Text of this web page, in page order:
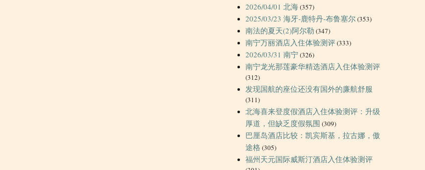
2026/04/01 北海(357)
2025/03/23 海牙-鹿特丹-布鲁塞尔(353)
南法的夏天(2)阿尔勒 (347)
南宁万丽酒店入住体验测评(333)
2026/03/31 南宁 (326)
南宁龙光那莲豪华精选酒店入住体验测评
(312)
发现国航的座位还没有国外的廉航舒服
(311)
北海喜来登度假酒店入住体验测评：升级
厚道，但缺乏度假氛围 (309)
巴厘岛酒店比较：凯宾斯基，拉古娜，傲
途格 (305)
福州天元国际威斯汀酒店入住体验测评